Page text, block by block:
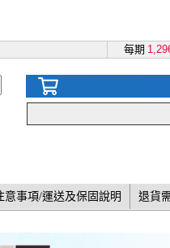
每期
意事項/運送及保固說明 退貨